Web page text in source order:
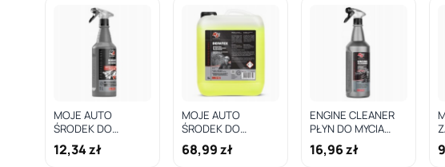
MOJE AUTO
ŚRODEK DO
USUWANIA
TŁUSTEGO BRUDU
12,34 zł
MOJE AUTO
ŚRODEK DO
CZYSZCZENIA
POWIERZCHNI
68,99 zł
ENGINE CLEANER
PŁYN DO MYCIA
SILNIKÓW SUPER
SILNY
16,96 zł